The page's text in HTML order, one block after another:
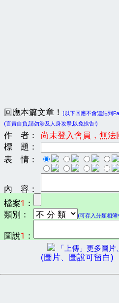
回應本篇文章！
(以下回應不會連結到
(言責自負,請勿涉及人身攻擊,以免挨告!)
作 者：
尚未登入會員，無法
標 題：
表 情：
內 容：
檔案1 ：
類別：
(可存入分類相簿
圖說1 ：
「上傳」更多圖片
(圖片、圖說可留白)